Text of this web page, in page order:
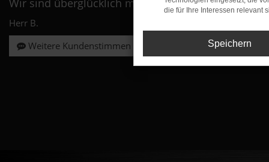
Wir sind überglücklich mit ....
Herr B.
Weitere Kundenstimmen lesen
die für Ihre Interessen relevant
Speichern